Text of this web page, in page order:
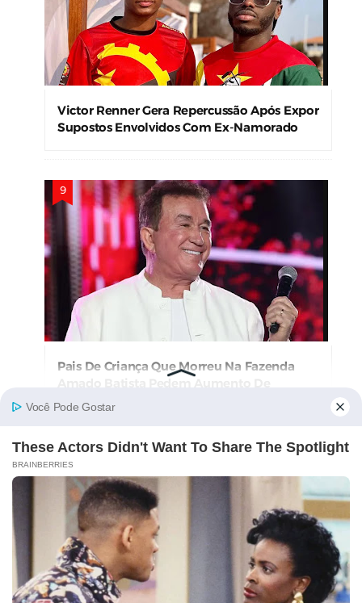
Victor Renner Gera Repercussão Após Expor
Supostos Envolvidos Com Ex-Namorado
Pais De Criança Que Morreu Na Fazenda